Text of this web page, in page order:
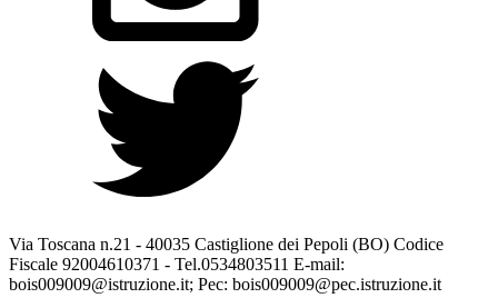
Via Toscana n.21 - 40035 Castiglione dei Pepoli (BO) Codice
Fiscale 92004610371 - Tel.0534803511 E-mail:
bois009009@istruzione.it; Pec: bois009009@pec.istruzione.it